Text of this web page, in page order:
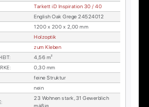
Tar­kett iD In­spi­ra­ti­on 30 / 40
Eng­lish Oak Gre­ge 24524012
1200 x 200 x 2,00 mm
Holz­op­tik
zum Kle­ben
:
4,56 m²
:
0,30 mm
fei­ne Struk­tur
nein
:
23 Woh­nen stark, 31 Ge­werb­lich
mä­ßig